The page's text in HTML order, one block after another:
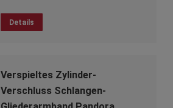
Details
Produkt
Varianten
auf.
Die
Verspieltes Zylinder-
Verschluss Schlangen-